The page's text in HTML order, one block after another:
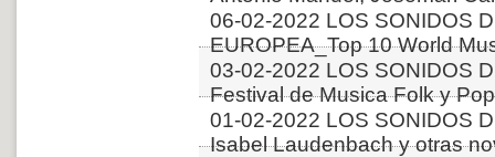
06-02-2022 LOS SONIDOS
EUROPEA_Top 10 World
03-02-2022 LOS SONIDOS
Festival de Musica Folk y
01-02-2022 LOS SONIDOS
Isabel Laudenbach y otras